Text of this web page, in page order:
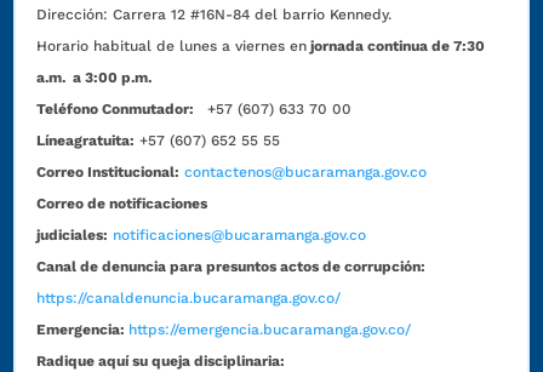
Dirección:Carrera 12 #16N-84 del barrio Kennedy.
Horario habitual de lunes a viernes en jornada continua de 7:30
a.m. a 3:00 p.m.
Teléfono Conmutador:
+57 (607) 633 70 00
Líneagratuita: +57 (607) 652 55 55
Correo Institucional: contactenos@bucaramanga.gov.co
Correo de notificaciones
judiciales: notificaciones@bucaramanga.gov.co
Canal de denuncia para presuntos actos de corrupción:
https://canaldenuncia.bucaramanga.gov.co/
Emergencia: https://emergencia.bucaramanga.gov.co/
Radique aquí su queja disciplinaria: